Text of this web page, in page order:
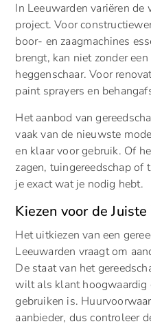
In Leeuwarden variëren de
project. Voor
boor- en zaagmachines
brengt, kan niet zonder
heggenschaar. Voor
paint sprayers en
Het aanbod van
vaak van de nieuwste
en klaar voor gebruik. Of
zagen, tuingereedschap
je exact wat je nodig hebt.
Kiezen voor de
Het uitkiezen van een
Leeuwarden vraagt om
De staat van het
wilt als klant hoogwaardig
gebruiken is.
aanbieder, dus controleer